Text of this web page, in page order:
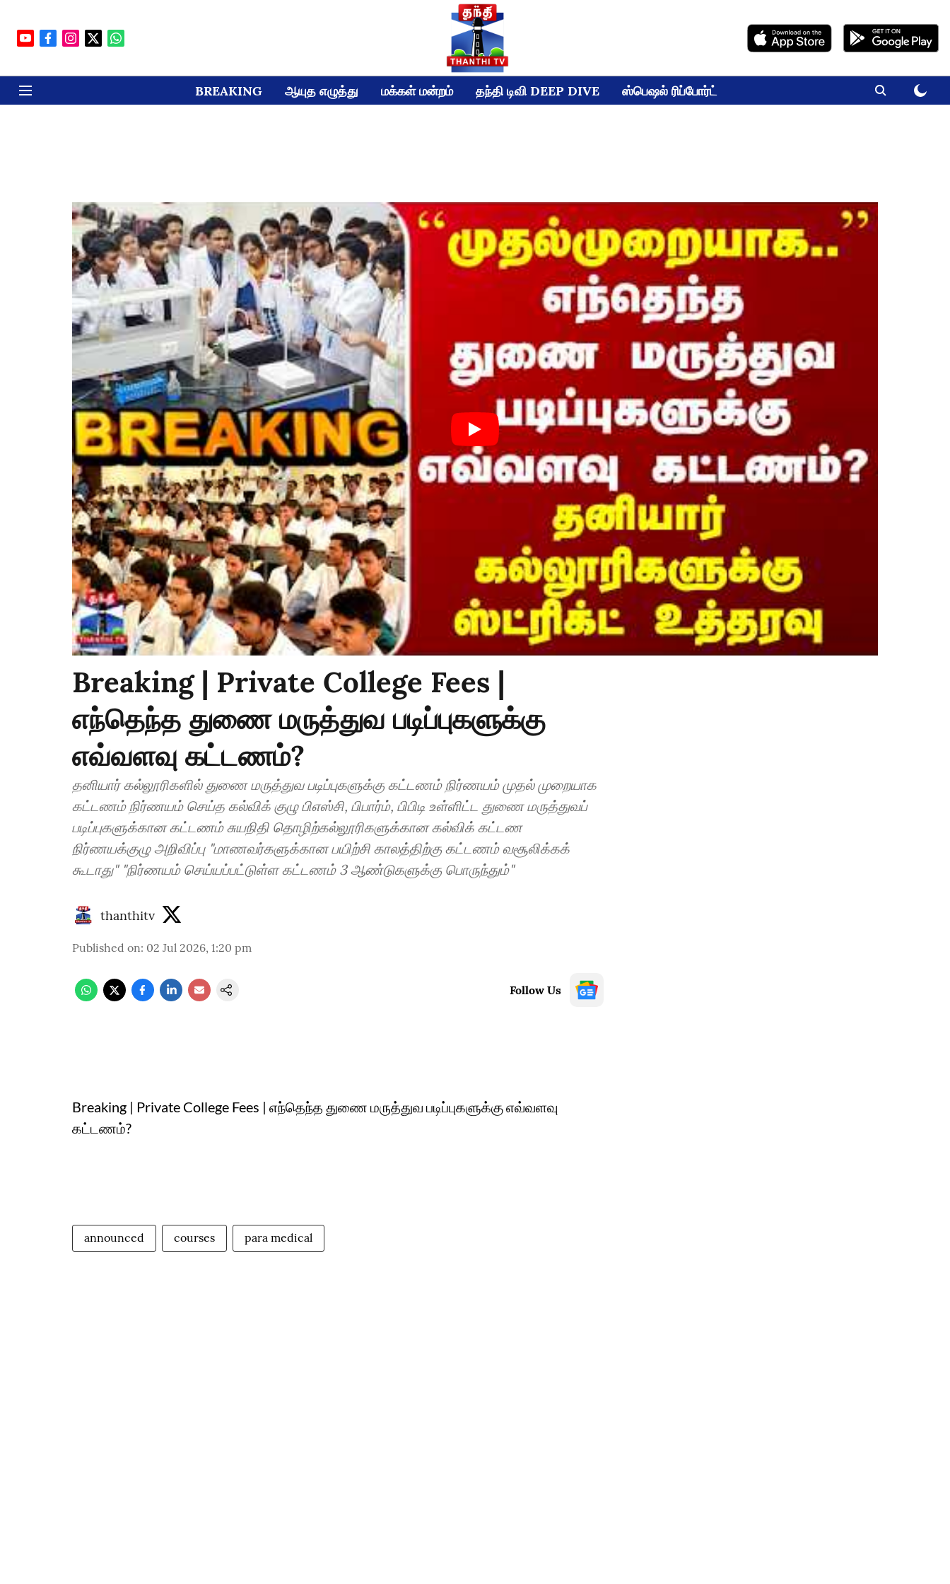
BREAKING ஆயுத எழுத்து மக்கள் மன்றம் தந்தி டிவி DEEP DIVE ஸ்பெஷல் ரிப்போர்ட்
Breaking | Private College Fees |
எந்தெந்த துணை மருத்துவ படிப்புகளுக்கு
எவ்வளவு கட்டணம்?
தனியார் கல்லூரிகளில் துணை மருத்துவ படிப்புகளுக்கு கட்டணம் நிர்ணயம் முதல் முறையாக
கட்டணம் நிர்ணயம் செய்த கல்விக் குழு பிஎஸ்சி, பிபார்ம், பிபிடி உள்ளிட்ட துணை மருத்துவப்
படிப்புகளுக்கான கட்டணம் சுயநிதி தொழிற்கல்லூரிகளுக்கான கல்விக் கட்டண
நிர்ணயக்குழு அறிவிப்பு "மாணவர்களுக்கான பயிற்சி காலத்திற்கு கட்டணம் வசூலிக்கக்
கூடாது" "நிர்ணயம் செய்யப்பட்டுள்ள கட்டணம் 3 ஆண்டுகளுக்கு பொருந்தும்"
thanthitv
Published on: 02 Jul 2026, 1:20 pm
Follow Us
Breaking | Private College Fees | எந்தெந்த துணை மருத்துவ படிப்புகளுக்கு எவ்வளவு
கட்டணம்?
announced courses para medical